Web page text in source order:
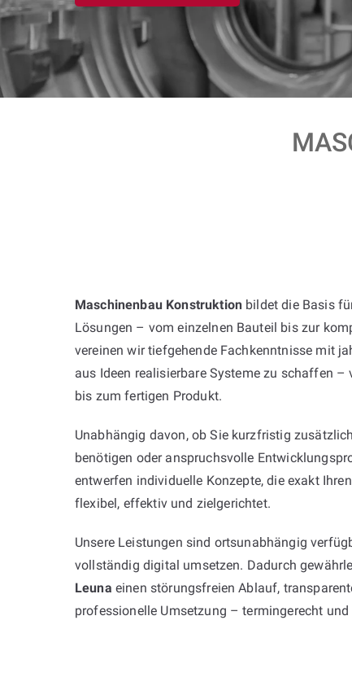
Maschinenbau Konstruktion bildet die Basis
Lösungen – vom einzelnen Bauteil bis zur
vereinen wir tiefgehende Fachkenntnisse mit
aus Ideen realisierbare Systeme zu schaffen –
bis zum fertigen Produkt.
Unabhängig davon, ob Sie kurzfristig
benötigen oder anspruchsvolle
entwerfen individuelle Konzepte, die exakt
flexibel, effektiv und zielgerichtet.
Unsere Leistungen sind ortsunabhängig
vollständig digital umsetzen. Dadurch
Leuna einen störungsfreien Ablauf,
professionelle Umsetzung – termingerecht